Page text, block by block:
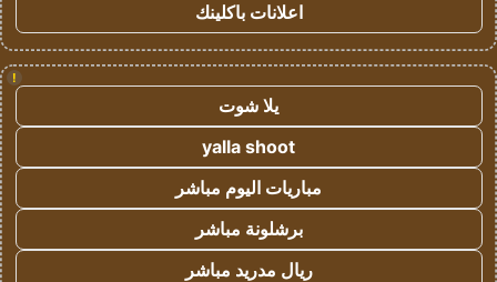
اعلانات باكلينك
!
يلا شوت
yalla shoot
مباريات اليوم مباشر
برشلونة مباشر
ريال مدريد مباشر